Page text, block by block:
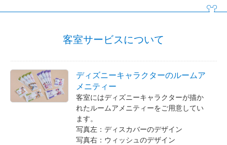
客室サービスについて
ディズニーキャラクターのルームア
メニティー
客室にはディズニーキャラクターが描か
れたルームアメニティーをご用意してい
ます。
写真左：ディスカバーのデザイン
写真右：ウィッシュのデザイン